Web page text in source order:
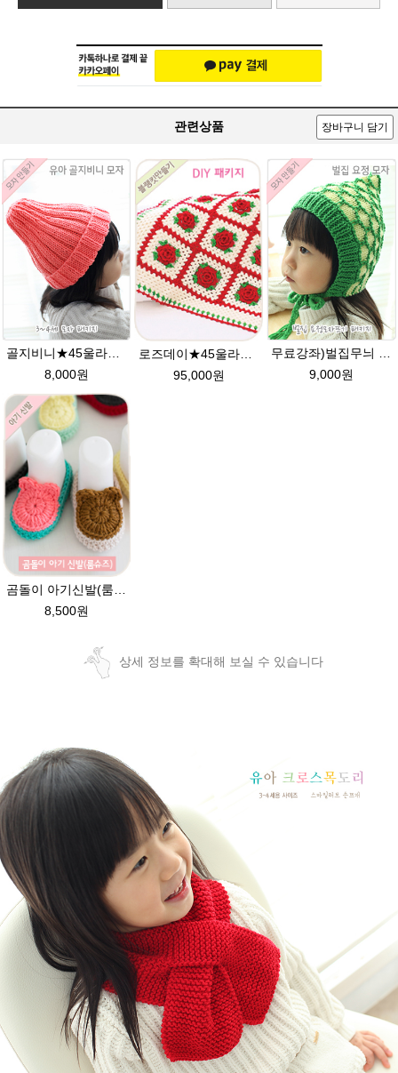
관련상품 장바구니 담기
골지비니★45울라인 털실 모자뜨기 손뜨개질
8,000원
로즈데이★45울라인 블랭킷뜨기 북유럽스타일 뜨개질 손뜨개 이불뜨기 diy
95,000원
무료강좌)벌집무늬 요정모자★울라인45g패키지/아기요정모자뜨기 뜨개질
9,000원
8,500원
상세 정보를 확대해 보실 수 있습니다